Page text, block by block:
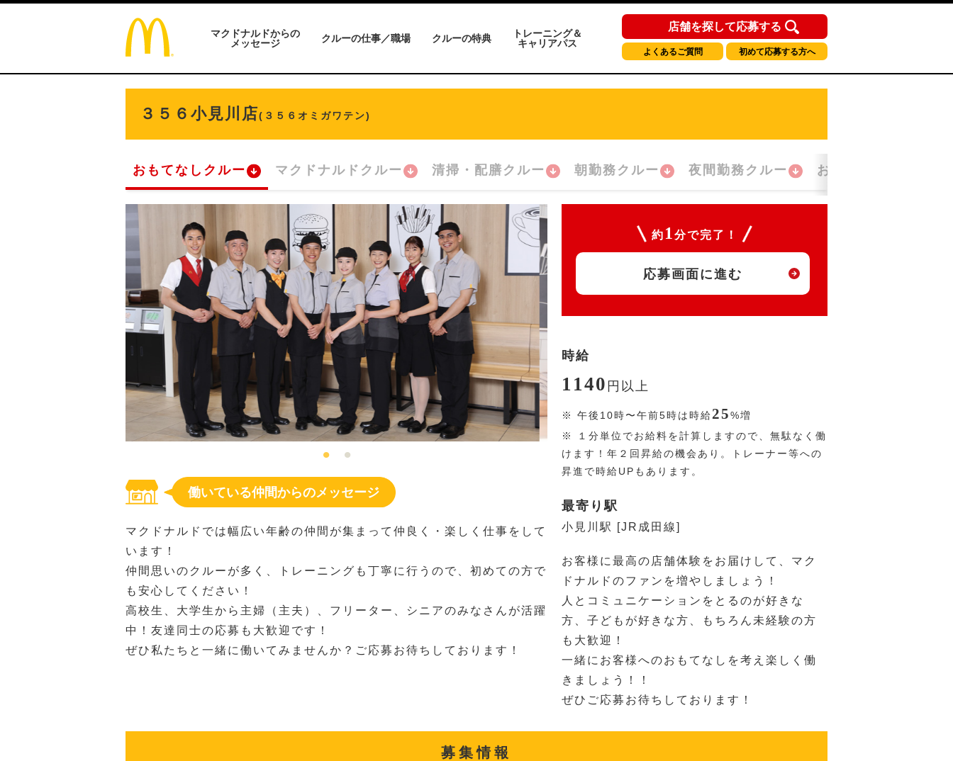
マクドナルドからの
メッセージ
クルーの仕事／職場 クルーの特典
トレーニング＆
キャリアパス
店舗を探して応募する
よくあるご質問 初めて応募する方へ
３５６小見川店(３５６オミガワテン)
おもてなしクルー マクドナルドクルー 清掃・配膳クルー 朝勤務クルー 夜間勤務クルー おかえり！クルー
働いている仲間からのメッセージ
マクドナルドでは幅広い年齢の仲間が集まって仲良く・楽しく仕事をして
います！
仲間思いのクルーが多く、トレーニングも丁寧に行うので、初めての方で
も安心してください！
高校生、大学生から主婦（主夫）、フリーター、シニアのみなさんが活躍
中！友達同士の応募も大歓迎です！
ぜひ私たちと一緒に働いてみませんか？ご応募お待ちしております！
約 1 分で完了！
応募画面に進む
時給
1140 円 以上
※ 午後10時〜午前5時は時給25%増
※
１分単位でお給料を計算しますので、無駄なく働
けます！年２回昇給の機会あり。トレーナー等への
昇進で時給UPもあります。
最寄り駅
小見川駅 [JR成田線]
お客様に最高の店舗体験をお届けして、マク
ドナルドのファンを増やしましょう！
人とコミュニケーションをとるのが好きな
方、子どもが好きな方、もちろん未経験の方
も大歓迎！
一緒にお客様へのおもてなしを考え楽しく働
きましょう！！
ぜひご応募お待ちしております！
募集情報